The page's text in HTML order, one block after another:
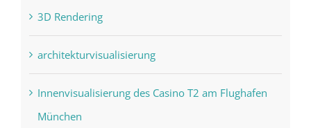
3D Rendering
architekturvisualisierung
Innenvisualisierung des Casino T2 am Flughafen
München